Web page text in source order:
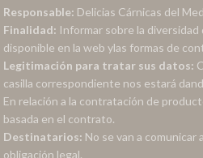
Responsable: Delicias Cárnicas del
Finalidad: Informar sobre la
disponible en la web ylas formas de
Legitimación para tratar sus datos:
casilla correspondiente nos estará
En relación a la contratación de
basada en el contrato.
Destinatarios: No se van a comunicar
obligación legal.